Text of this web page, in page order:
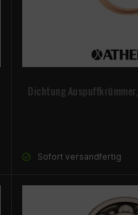
Dichtung
Sofort versandfertig